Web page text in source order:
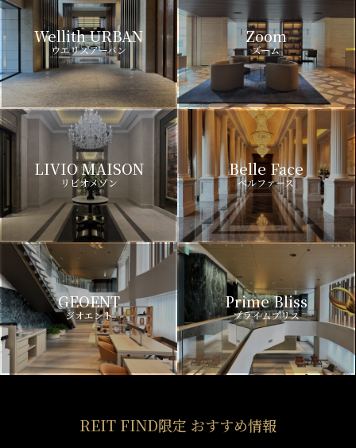
Wellith URBAN
ウエリスアーバン
Zoom
ズーム
LIVIO MAISON
リビオメゾン
Belle Face
ベルファース
GEOENT
ジオエント
Prime Bliss
プライムブリス
REIT FIND限定 おすすめ情報